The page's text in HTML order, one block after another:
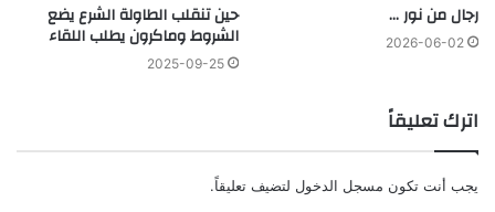
رجال من نور …
2026-06-02
حين تنقلب الطاولة الشرع يضع
الشروط وماكرون يطلب اللقاء
2025-09-25
اترك تعليقاً
يجب أنت تكون مسجل الدخول لتضيف تعليقاً.